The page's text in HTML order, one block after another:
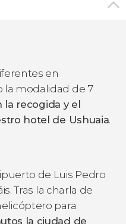
en
la modalidad de 7
la recogida y el
hotel de Ushuaia.
de Luis Pedro
Tras la charla de
para
la ciudad de